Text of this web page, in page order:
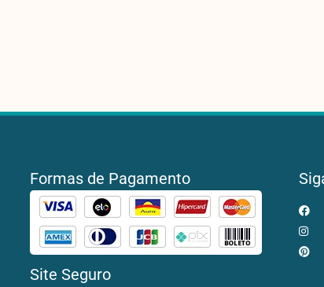
Formas de Pagamento
Site Seguro